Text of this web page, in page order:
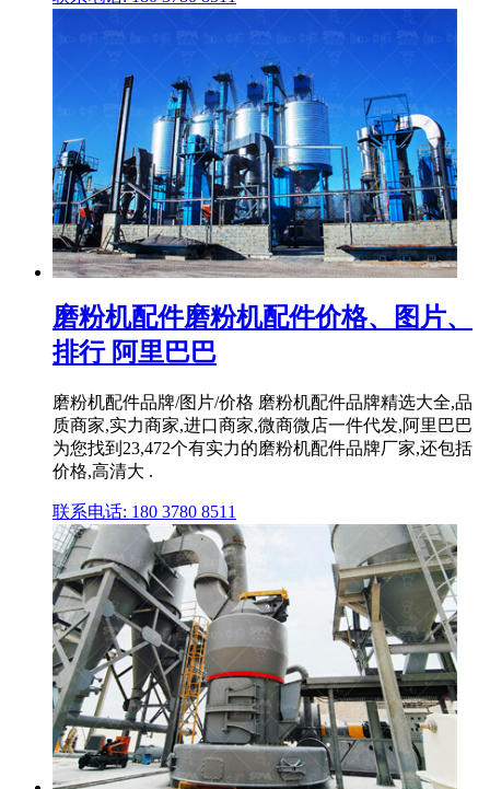
磨粉机配件磨粉机配件价格、图片、
排行 阿里巴巴
磨粉机配件品牌/图片/价格 磨粉机配件品牌精选大全,品
质商家,实力商家,进口商家,微商微店一件代发,阿里巴巴
为您找到23,472个有实力的磨粉机配件品牌厂家,还包括
价格,高清大 .
联系电话: 180 3780 8511